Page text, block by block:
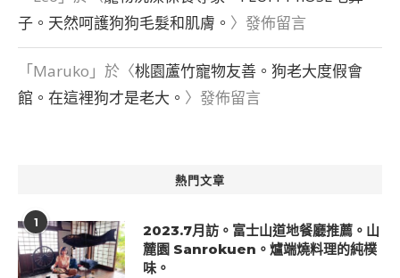
子。天然呵護狗狗毛髮和肌膚。 〉發佈留言
「Maruko 」於〈桃園蘆竹寵物友善。狗老大度假會
館。在這裡狗才是老大。 〉發佈留言
熱門文章
1
2023.7月訪。富士山道地餐廳推薦。山
麓園 Sanrokuen。爐端燒料理的純樸
味。